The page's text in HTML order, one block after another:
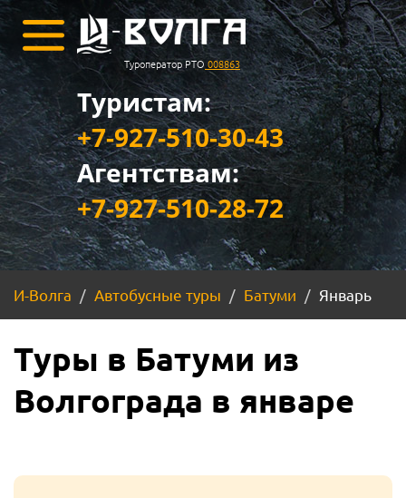
Туроператор РТО 008863
Туристам:
+7-927-510-30-43
Агентствам:
+7-927-510-28-72
И-Волга Автобусные туры Батуми Январь
Туры в Батуми из
Волгограда в январе